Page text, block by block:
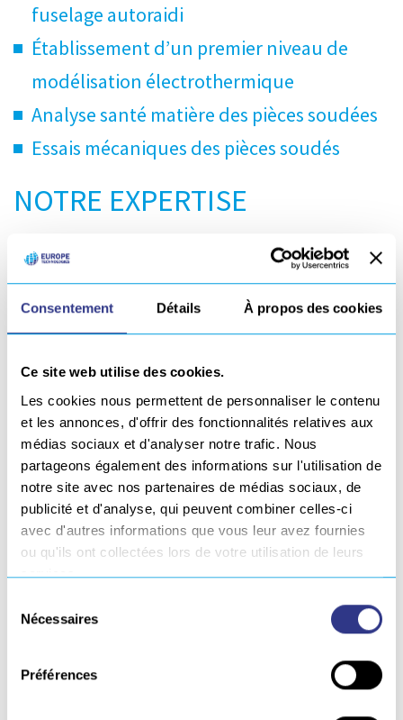
Consentement Détails À propos des cookies
Ce site web utilise des cookies.
Les cookies nous permettent de personnaliser le contenu
et les annonces, d'offrir des fonctionnalités relatives aux
médias sociaux et d'analyser notre trafic. Nous
partageons également des informations sur l'utilisation de
notre site avec nos partenaires de médias sociaux, de
publicité et d'analyse, qui peuvent combiner celles-ci
avec d'autres informations que vous leur avez fournies
ou qu'ils ont collectées lors de votre utilisation de leurs
services.
Nécessaires
Préférences
fuselage autoraidi
Établissement d’un premier niveau de
modélisation électrothermique
Analyse santé matière des pièces soudées
Essais mécaniques des pièces soudés
NOTRE EXPERTISE
Participer au projet SIDEFFECT, a permis à Europe
Technologies de compléter son savoir-faire pour les
procédés de soudage (ultrasons ,laser,rotation,lame
chaude,infrarouge) grâce à l’identification des
contraintes et limites inhérentes à ce process ; et en
démontrant notre capacité d’intégrateur de nouveau
procédé.
Europe Technologies et ses marquesSONIMAT,ORATECH
etGEBE2ont mis au profit du projet leur expertise et
moyens respectifs :bureaux d’études (mécanique,
automatisme), usinage composite et métallique,
programmation, robotique et R&D.
robotisée R&D, ORATECH et SONIMAT ont conçu et
pièces à assembler puis les presser l’une contre l’autre.